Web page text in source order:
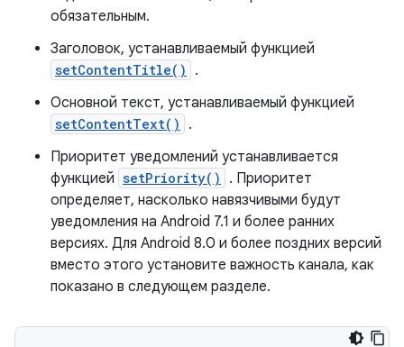
обязательным.
Заголовок, устанавливаемый функцией
setContentTitle()
.
Основной текст, устанавливаемый функцией
setContentText()
.
Приоритет уведомлений устанавливается
функцией setPriority()
. Приоритет
определяет, насколько навязчивыми будут
уведомления на Android 7.1 и более ранних
версиях. Для Android 8.0 и более поздних версий
вместо этого установите важность канала, как
показано в следующем разделе.